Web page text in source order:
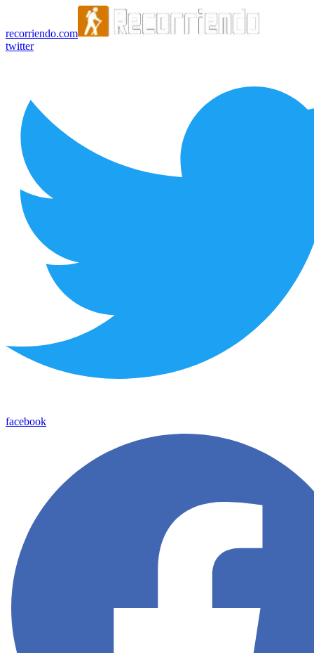
recorriendo.com
twitter
facebook